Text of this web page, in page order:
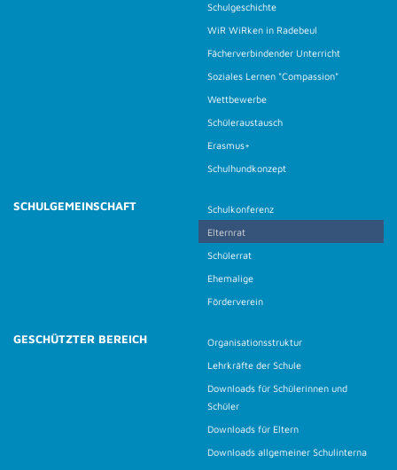
Schulgeschichte
WiR WiRken in Radebeul
Fächerverbindender Unterricht
Soziales Lernen "Compassion"
Wettbewerbe
Schüleraustausch
Erasmus+
Schulhundkonzept
SCHULGEMEINSCHAFT
Schulkonferenz
Elternrat
Schülerrat
Ehemalige
Förderverein
GESCHÜTZTER BEREICH
Organisationsstruktur
Lehrkräfte der Schule
Downloads für Schülerinnen und
Schüler
Downloads für Eltern
Downloads allgemeiner Schulinterna